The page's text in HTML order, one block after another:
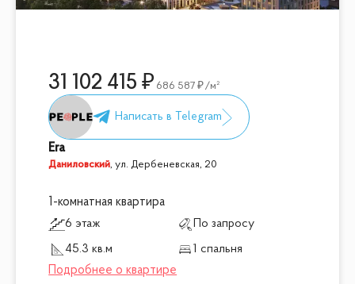
31 102 415 686 587 /м²
Era
Даниловский,ул. Дербеневская, 20
1-комнатная квартира
6 этаж
По запросу
45.3 кв.м
1 спальня